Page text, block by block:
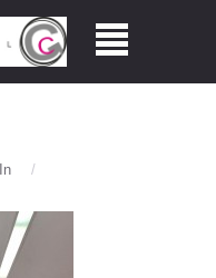
In